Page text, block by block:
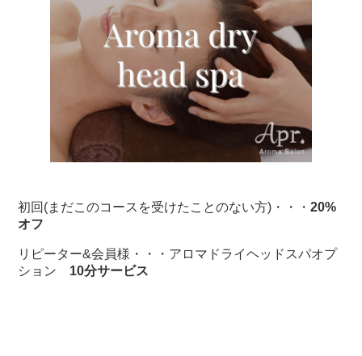
初回(まだこのコースを受けたことのない方)・・・20%
オフ
リピーター&会員様・・・アロマドライヘッドスパオプ
ション 10分サービス